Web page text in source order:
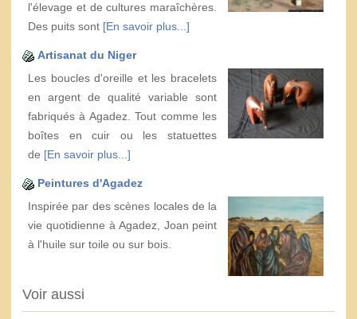
l'élevage et de cultures maraîchères.
Des puits sont [En savoir plus...]
Artisanat du Niger
Les boucles d'oreille et les bracelets
en argent de qualité variable sont
fabriqués à Agadez. Tout comme les
boîtes en cuir ou les statuettes
de [En savoir plus...]
Peintures d'Agadez
Inspirée par des scènes locales de la
vie quotidienne à Agadez, Joan peint
à l'huile sur toile ou sur bois.
Voir aussi